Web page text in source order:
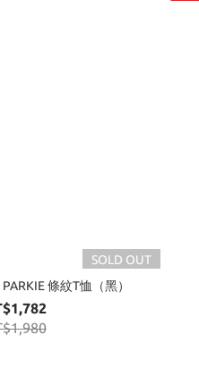
SOLD OUT
條紋T恤（黑）